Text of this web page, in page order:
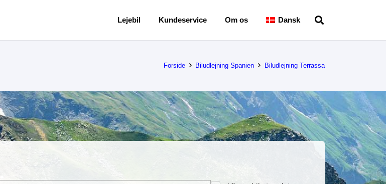
Lejebil Kundeservice Om os Dansk
Forside Biludlejning Spanien Biludlejning Terrassa